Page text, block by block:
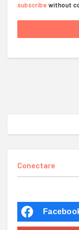
subscribe without
Conectare